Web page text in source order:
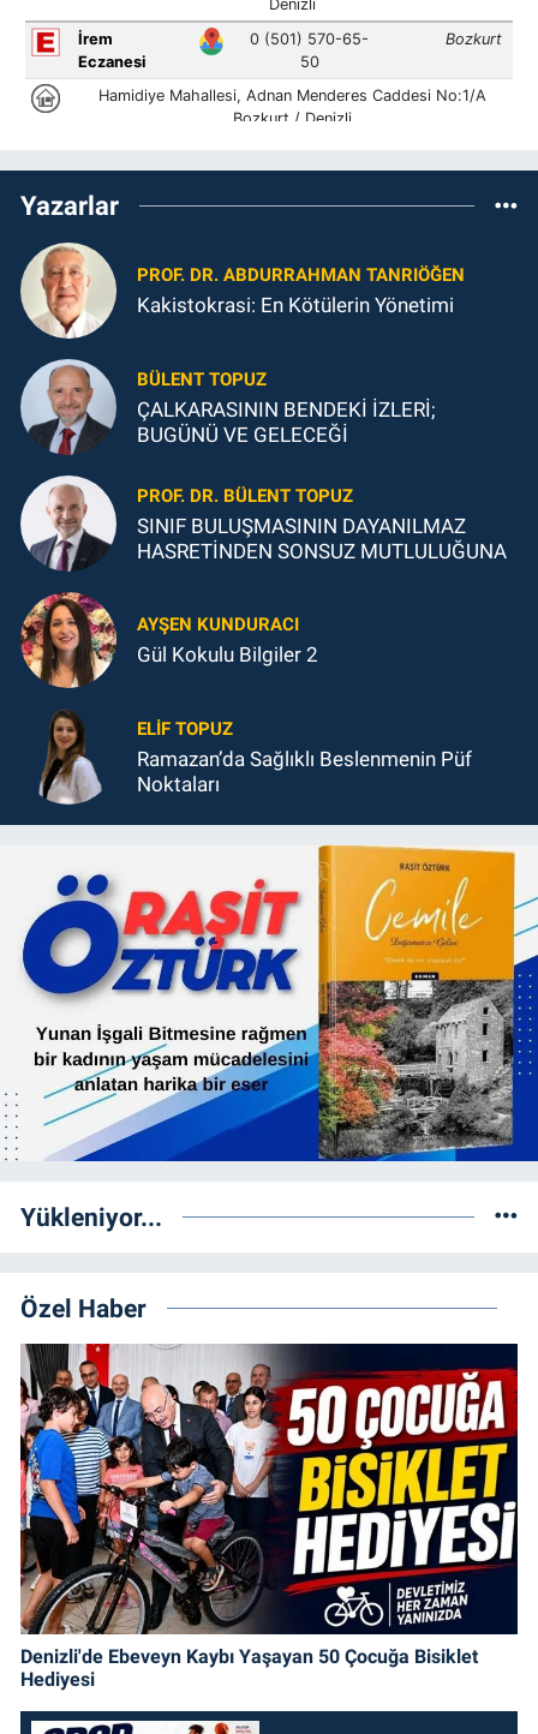
Yazarlar
PROF. DR. ABDURRAHMAN TANRIÖĞEN
Kakistokrasi: En Kötülerin Yönetimi
BÜLENT TOPUZ
ÇALKARASININ BENDEKİ İZLERİ;
BUGÜNÜ VE GELECEĞİ
PROF. DR. BÜLENT TOPUZ
SINIF BULUŞMASININ DAYANILMAZ
HASRETİNDEN SONSUZ MUTLULUĞUNA
AYŞEN KUNDURACI
Gül Kokulu Bilgiler 2
ELIF TOPUZ
Ramazan’da Sağlıklı Beslenmenin Püf
Noktaları
Yükleniyor...
Özel Haber
Denizli'de Ebeveyn Kaybı Yaşayan 50 Çocuğa Bisiklet
Hediyesi